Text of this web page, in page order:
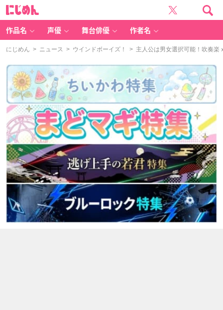
作品名 声優 舞台俳優 作者名
にじめん > ニュース > ウインドボーイズ！ > 主人公は男女選択可能！吹奏楽